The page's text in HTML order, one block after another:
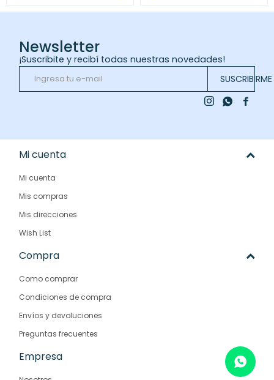
Newsletter
¡Suscribite y recibí todas nuestras novedades!
SUSCRIBIRME

 
Mi cuenta
Mi cuenta
Mis compras
Mis direcciones
Wish List
Compra
Como comprar
Condiciones de compra
Envíos y devoluciones
Preguntas frecuentes
Empresa